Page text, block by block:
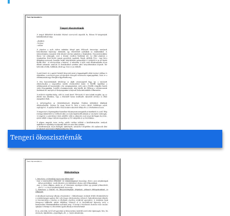
Tengeri ökoszisztémák